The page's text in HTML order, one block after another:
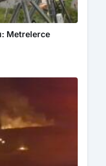
Metrelerce